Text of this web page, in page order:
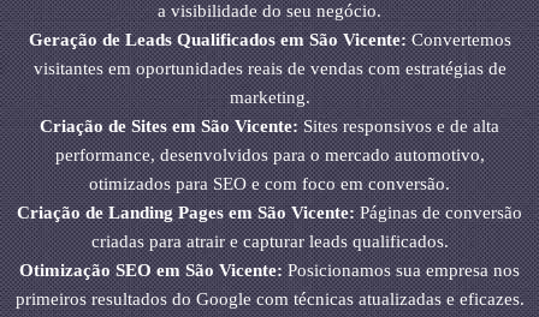
a visibilidade do seu negócio.
Geração de Leads Qualificados em São Vicente:Convertemos
visitantes em oportunidades reais de vendas com estratégias de
marketing.
Criação de Sites em São Vicente:Sites responsivos e de alta
performance, desenvolvidos para o mercado automotivo,
otimizados para SEO e com foco em conversão.
Criação de Landing Pages em São Vicente:Páginas de conversão
criadas para atrair e capturar leads qualificados.
Otimização SEO em São Vicente:Posicionamos sua empresa nos
primeiros resultados do Google com técnicas atualizadas e eficazes.